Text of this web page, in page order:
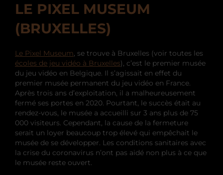
LE PIXEL MUSEUM
(BRUXELLES)
Le Pixel Museum, se trouve à Bruxelles (voir toutes les
écoles de jeu vidéo à Bruxelles), c’est le premier musée
du jeu vidéo en Belgique. Il s’agissait en effet du
premier musée permanent du jeu vidéo en France.
Après trois ans d’exploitation, il a malheureusement
fermé ses portes en 2020. Pourtant, le succès était au
rendez-vous, le musée a accueilli sur 3 ans plus de 75
000 visiteurs. Cependant, la cause de la fermeture
serait un loyer beaucoup trop élevé qui empêchait le
musée de se développer. Les conditions sanitaires avec
la crise du coronavirus n’ont pas aidé non plus à ce que
le musée reste ouvert.